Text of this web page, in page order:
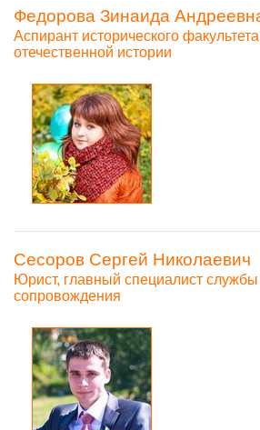
Федорова Зинаида
Аспирант исторического
отечественной истории
Сесоров Сергей Николаевич
Юрист, главный специалист службы
сопровождения